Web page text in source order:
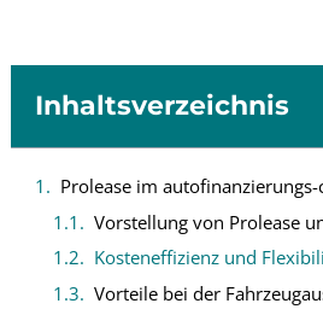
Inhaltsverzeichnis